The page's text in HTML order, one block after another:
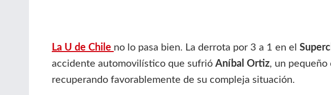
La U de Chile no lo pasa bien. La derrota por 3 a 1 en el
accidente automovilístico que sufrió Aníbal Ortiz, un pequeño
recuperando favorablemente de su compleja situación.